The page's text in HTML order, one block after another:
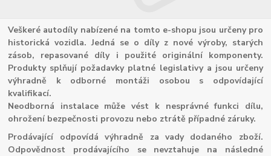
Veškeré autodíly nabízené na tomto e-shopu jsou určeny pro
historická vozidla. Jedná se o díly z nové výroby, starých
zásob, repasované díly i použité originální komponenty.
Produkty splňují požadavky platné legislativy a jsou určeny
výhradně k odborné montáži osobou s odpovídající
kvalifikací.
Neodborná instalace může vést k nesprávné funkci dílu,
ohrožení bezpečnosti provozu nebo ztrátě případné záruky.
Prodávající odpovídá výhradně za vady dodaného zboží.
Odpovědnost prodávajícího se nevztahuje na následné